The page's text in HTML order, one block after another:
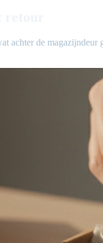
de magazijndeur